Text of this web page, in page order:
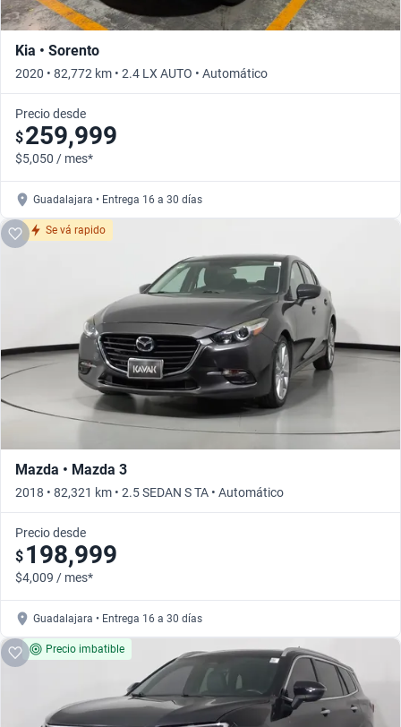
Kia • Sorento
2020 • 82,772 km • 2.4 LX AUTO • Automático
Precio desde
$259,999
$5,050 / mes*
Guadalajara • Entrega 16 a 30 días
Se vá rapido
Mazda • Mazda 3
2018 • 82,321 km • 2.5 SEDAN S TA • Automático
Precio desde
$ 198,999
$4,009 / mes*
Guadalajara • Entrega 16 a 30 días
Precio imbatible